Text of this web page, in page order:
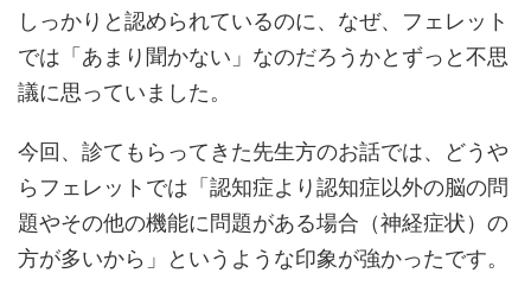
しっかりと認められているのに、なぜ、フェレット
では「あまり聞かない」なのだろうかとずっと不思
議に思っていました。
今回、診てもらってきた先生方のお話では、どうや
らフェレットでは「認知症より認知症以外の脳の問
題やその他の機能に問題がある場合（神経症状）の
方が多いから」というような印象が強かったです。